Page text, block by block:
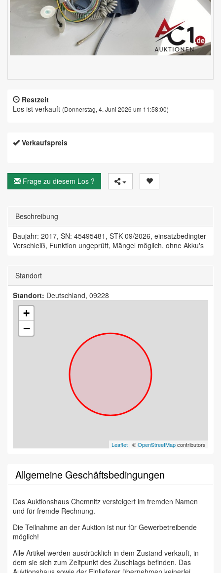
Restzeit
Los ist verkauft (Donnerstag, 4. Juni 2026 um 11:58:00)
Verkaufspreis
Frage zu diesem Los ?
Beschreibung
Baujahr: 2017, SN: 45495481, STK 09/2026, einsatzbedingter
Verschleiß, Funktion ungeprüft, Mängel möglich, ohne Akku's
Standort
Standort: Deutschland, 09228
+
−
Leaflet | ©OpenStreetMapcontributors
Allgemeine Geschäftsbedingungen
Das Auktionshaus Chemnitz versteigert im fremden Namen
und für fremde Rechnung.
Die Teilnahme an der Auktion ist nur für Gewerbetreibende
möglich!
Alle Artikel werden ausdrücklich in dem Zustand verkauft, in
dem sie sich zum Zeitpunkt des Zuschlags befinden. Das